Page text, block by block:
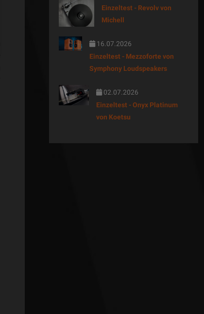
Einzeltest - Revolv von
Michell
16.07.2026
Einzeltest - Mezzoforte von
Symphony Loudspeakers
02.07.2026
Einzeltest - Onyx Platinum
von Koetsu